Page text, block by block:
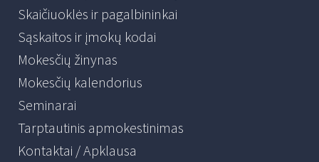
Skaičiuoklės ir pagalbininkai
Sąskaitos ir įmokų kodai
Mokesčių žinynas
Mokesčių kalendorius
Seminarai
Tarptautinis apmokestinimas
Kontaktai / Apklausa